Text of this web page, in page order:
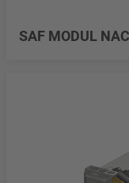
SAF MODUL